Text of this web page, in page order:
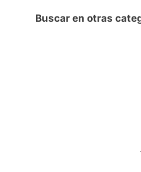
Buscar en otras